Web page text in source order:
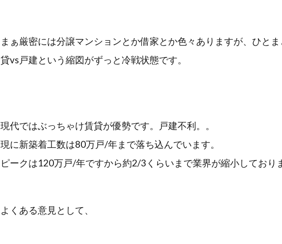
まぁ厳密には分譲マンションとか借家とか色々ありますが、ひと
貸vs戸建という縮図がずっと冷戦状態です。
現代ではぶっちゃけ賃貸が優勢です。戸建不利。。
現に新築着工数は80万戸/年まで落ち込んでいます。
ピークは120万戸/年ですから約2/3くらいまで業界が縮小しており
よくある意見として、